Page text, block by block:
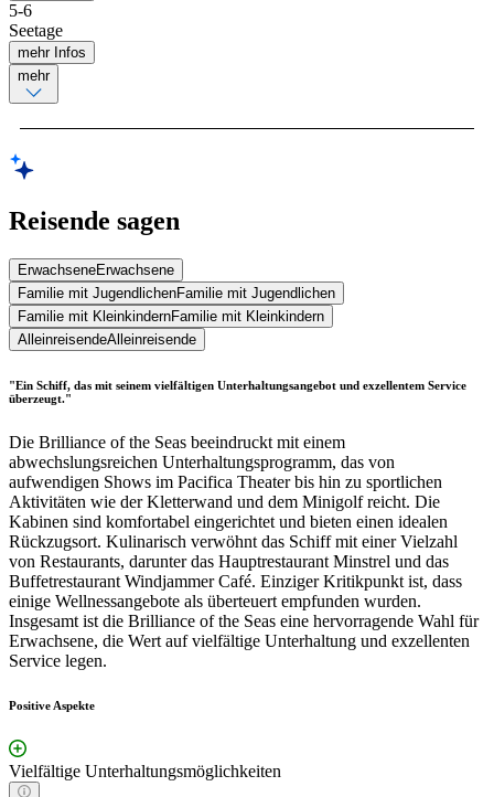
5-6
Seetage
mehr Infos
mehr
Reisende sagen
ErwachseneErwachsene
Familie mit JugendlichenFamilie mit Jugendlichen
Familie mit KleinkindernFamilie mit Kleinkindern
AlleinreisendeAlleinreisende
"Ein Schiff, das mit seinem vielfältigen Unterhaltungsangebot und exzellentem Service
überzeugt."
Die Brilliance of the Seas beeindruckt mit einem
abwechslungsreichen Unterhaltungsprogramm, das von
aufwendigen Shows im Pacifica Theater bis hin zu sportlichen
Aktivitäten wie der Kletterwand und dem Minigolf reicht. Die
Kabinen sind komfortabel eingerichtet und bieten einen idealen
Rückzugsort. Kulinarisch verwöhnt das Schiff mit einer Vielzahl
von Restaurants, darunter das Hauptrestaurant Minstrel und das
Buffetrestaurant Windjammer Café. Einziger Kritikpunkt ist, dass
einige Wellnessangebote als überteuert empfunden wurden.
Insgesamt ist die Brilliance of the Seas eine hervorragende Wahl für
Erwachsene, die Wert auf vielfältige Unterhaltung und exzellenten
Service legen.
Positive Aspekte
Vielfältige Unterhaltungsmöglichkeiten